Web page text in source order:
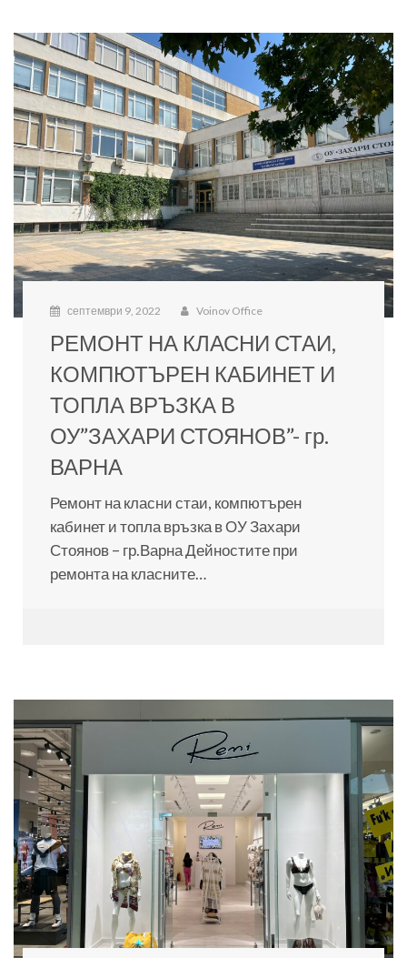
септември 9, 2022 Voinov Office
РЕМОНТ НА КЛАСНИ СТАИ,
КОМПЮТЪРЕН КАБИНЕТ И
ТОПЛА ВРЪЗКА В
ОУ”ЗАХАРИ СТОЯНОВ”- гр.
ВАРНА
Ремонт на класни стаи, компютърен
кабинет и топла връзка в ОУ Захари
Стоянов – гр.Варна Дейностите при
ремонта на класните…